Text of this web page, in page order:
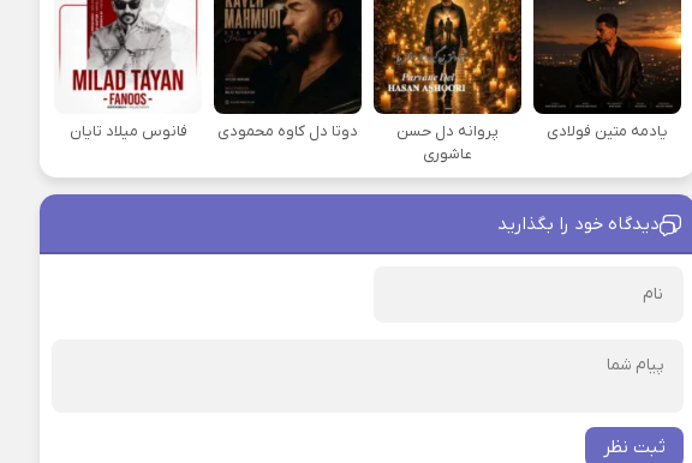
یادمه متین فولادی
پروانه دل حسن
عاشوری
دوتا دل کاوه محمودی فانوس میلاد تایان
دیدگاه خود را بگذارید
ثبت نظر